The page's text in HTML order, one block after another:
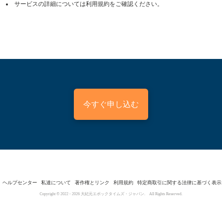
サービスの詳細については利用規約をご確認ください。
今すぐ申し込む
ヘルプセンター 私達について 著作権とリンク 利用規約 特定商取引に関する法律に基づく表示
Copyright © 2022 - 2026 大紀元エポックタイムズ・ジャパン. All Rights Reserved.